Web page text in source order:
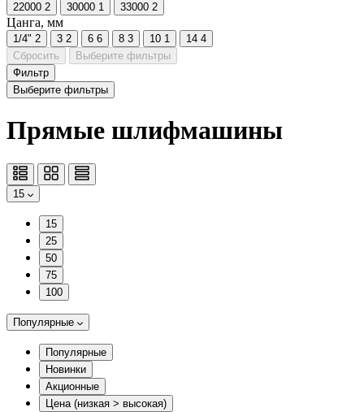
22000 2 30000 1 33000 2
Цанга, мм
1/4" 2 3 2 6 6 8 3 10 1 14 4
Сбросить
Выберите фильтры
Фильтр
Выберите фильтры
Прямые шлифмашины
15
15
25
50
75
100
Популярные
Популярные
Новинки
Акционные
Цена (низкая > высокая)